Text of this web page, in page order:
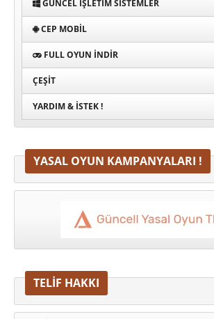
GÜNCEL İŞLETIM SISTEMLER
CEP MOBIL
FULL OYUN İNDIR
ÇEŞIT
YARDIM & İSTEK !
YASAL OYUN KAMPANYALARI !
TELİF HAKKI